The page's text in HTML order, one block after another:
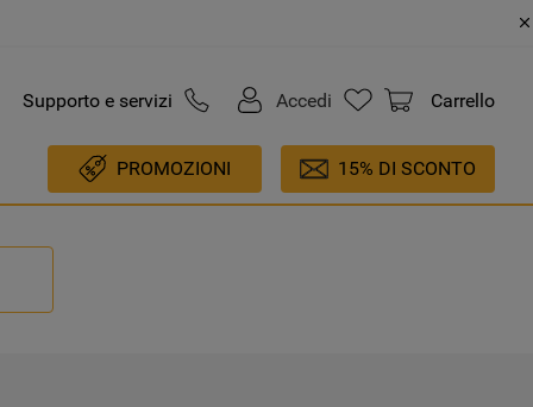
Supporto e servizi Accedi Carrello
PROMOZIONI 15% DI SCONTO